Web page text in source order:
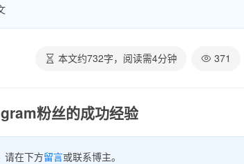
本文约732字，阅读需4分钟 371
粉丝的成功经验
请在下方留言或联系博主。